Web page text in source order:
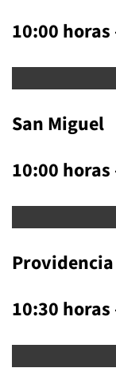
10:00
San Miguel
10:00
10:30